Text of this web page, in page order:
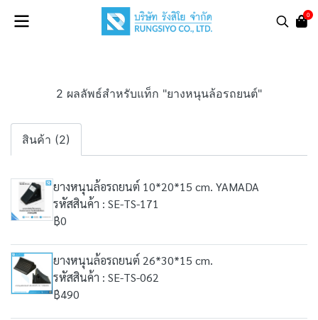
0
2 ผลลัพธ์สำหรับแท็ก "ยางหนุนล้อรถยนต์"
สินค้า (2)
ยางหนุนล้อรถยนต์ 10*20*15 cm. YAMADA
รหัสสินค้า : SE-TS-171
฿0
ยางหนุนล้อรถยนต์ 26*30*15 cm.
รหัสสินค้า : SE-TS-062
฿490